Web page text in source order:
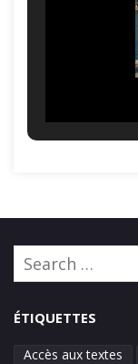
Search
ÉTIQUETTES
Accès aux textes